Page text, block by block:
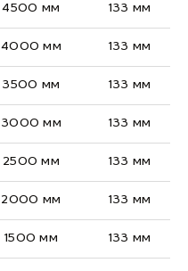
4500 мм 133 мм
4000 мм 133 мм
3500 мм 133 мм
3000 мм 133 мм
2500 мм 133 мм
2000 мм 133 мм
1500 мм 133 мм